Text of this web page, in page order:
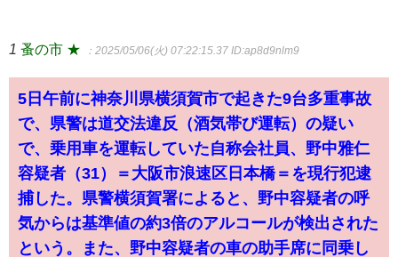
1 蚤の市 ★ ：2025/05/06(火) 07:22:15.37 ID:ap8d9nlm9
5日午前に神奈川県横須賀市で起きた9台多重事故
で、県警は道交法違反（酒気帯び運転）の疑い
で、乗用車を運転していた自称会社員、野中雅仁
容疑者（31）＝大阪市浪速区日本橋＝を現行犯逮
捕した。県警横須賀署によると、野中容疑者の呼
気からは基準値の約3倍のアルコールが検出された
という。また、野中容疑者の車の助手席に同乗し